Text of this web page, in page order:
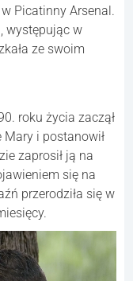
Picatinny Arsenal.
występując w
ze swoim
roku życia zaczął
Mary i postanowił
zaprosił ją na
się na
przerodziła się w